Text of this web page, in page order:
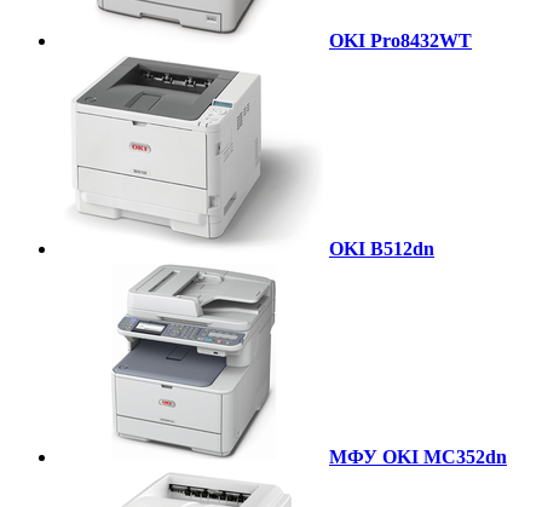
OKI Pro8432WT
OKI B512dn
МФУ OKI MC352dn